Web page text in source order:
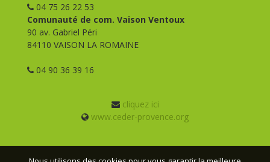
04 75 26 22 53
Comunauté de com. Vaison Ventoux
90 av. Gabriel Péri
84110 VAISON LA ROMAINE
04 90 36 39 16
cliquez ici
www.ceder-provence.org